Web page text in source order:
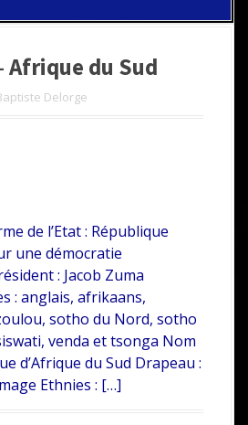
Afrique du Sud
Delorge
de l’Etat : République
une démocratie
: Jacob Zuma
: anglais, afrikaans,
sotho du Nord, sotho
venda et tsonga Nom
d’Afrique du Sud Drapeau :
Ethnies : […]